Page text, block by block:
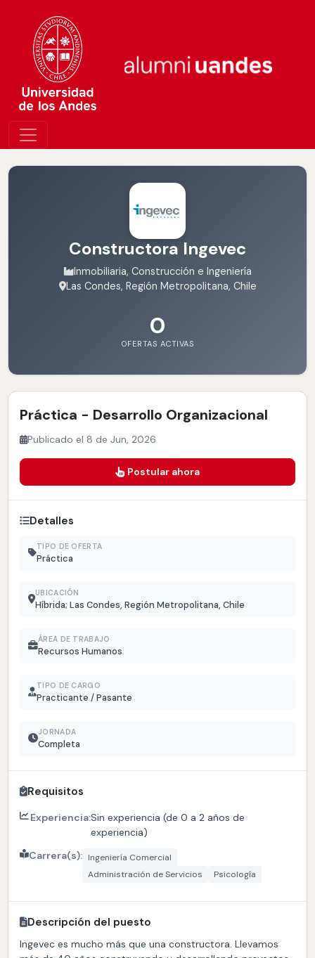
Constructora Ingevec
Inmobiliaria, Construcción e Ingeniería
Las Condes, Región Metropolitana, Chile
0
OFERTAS ACTIVAS
Práctica - Desarrollo Organizacional
Publicado el 8 de Jun, 2026
Postular ahora
Detalles
TIPO DE OFERTA
Práctica
UBICACIÓN
Híbrida; Las Condes, Región Metropolitana, Chile
ÁREA DE TRABAJO
Recursos Humanos
TIPO DE CARGO
Practicante / Pasante
JORNADA
Completa
Requisitos
Experiencia:Sin experiencia (de 0 a 2 años de
experiencia)
Carrera(s): Ingeniería Comercial
Administración de Servicios
Psicología
Descripción del puesto
Ingevec es mucho más que una constructora. Llevamos